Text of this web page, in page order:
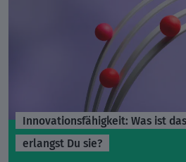
Innovationsfähigkeit: Was ist
erlangst Du sie?